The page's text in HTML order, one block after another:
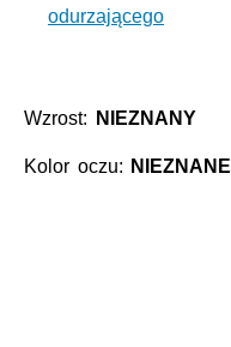
odurzającego
Wzrost: NIEZNANY
Kolor oczu: NIEZNANE